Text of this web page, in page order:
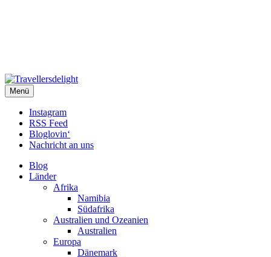
Travellersdelight
TRAVEL – LIVESTYLE – PHOTOGRAPHY
Menü
Instagram
RSS Feed
Bloglovin‘
Nachricht an uns
Blog
Länder
Afrika
Namibia
Südafrika
Australien und Ozeanien
Australien
Europa
Dänemark